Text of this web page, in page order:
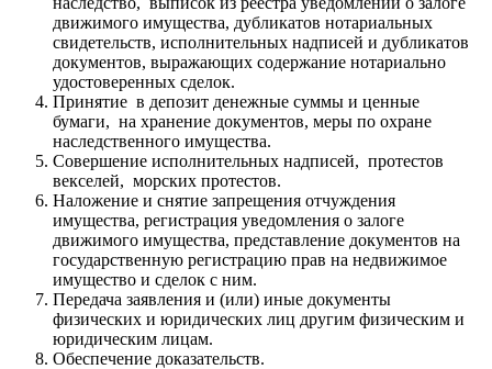
движимого имущества, дубликатов нотариальных
свидетельств, исполнительных надписей и дубликатов
документов, выражающих содержание нотариально
удостоверенных сделок.
Принятие в депозит денежные суммы и ценные
бумаги, на хранение документов, меры по охране
наследственного имущества.
Совершение исполнительных надписей, протестов
векселей, морских протестов.
Наложение и снятие запрещения отчуждения
имущества, регистрация уведомления о залоге
движимого имущества, представление документов на
государственную регистрацию прав на недвижимое
имущество и сделок с ним.
Передача заявления и (или) иные документы
физических и юридических лиц другим физическим и
юридическим лицам.
Обеспечение доказательств.